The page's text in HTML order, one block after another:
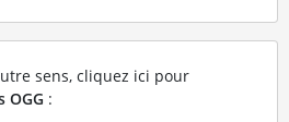
sens, cliquez ici pour
OGG :